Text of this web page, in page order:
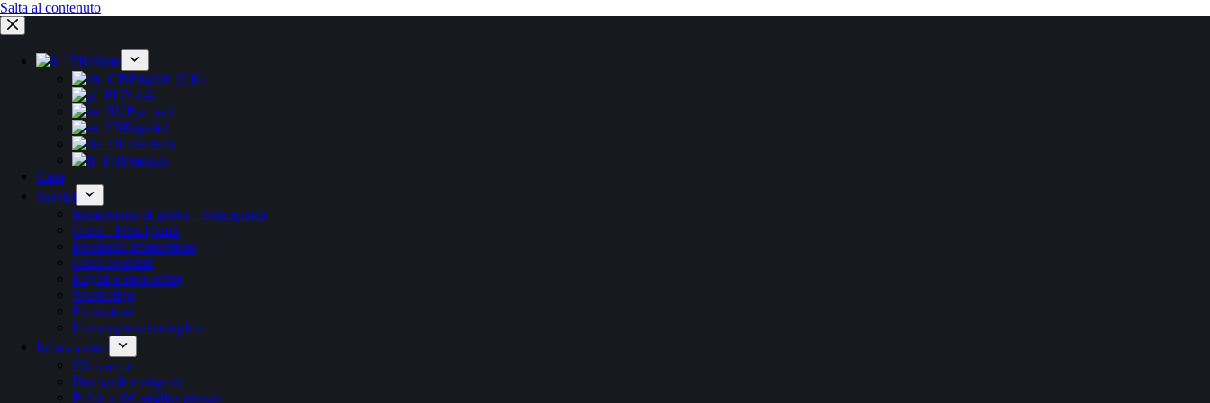
Salta al contenuto
Italiano
English (UK)
Polski
Русский
Español
Deutsch
Français
Casa
Servizi
Immersione di prova - Principianti
Corsi - Principianti
Pacchetto immersione
Corsi avanzati
Kayak e snorkeling
Snorkeling
Escursioni
Listino prezzi completo
Informazioni
Chi siamo
Domande e risposte
Politica del miglior prezzo